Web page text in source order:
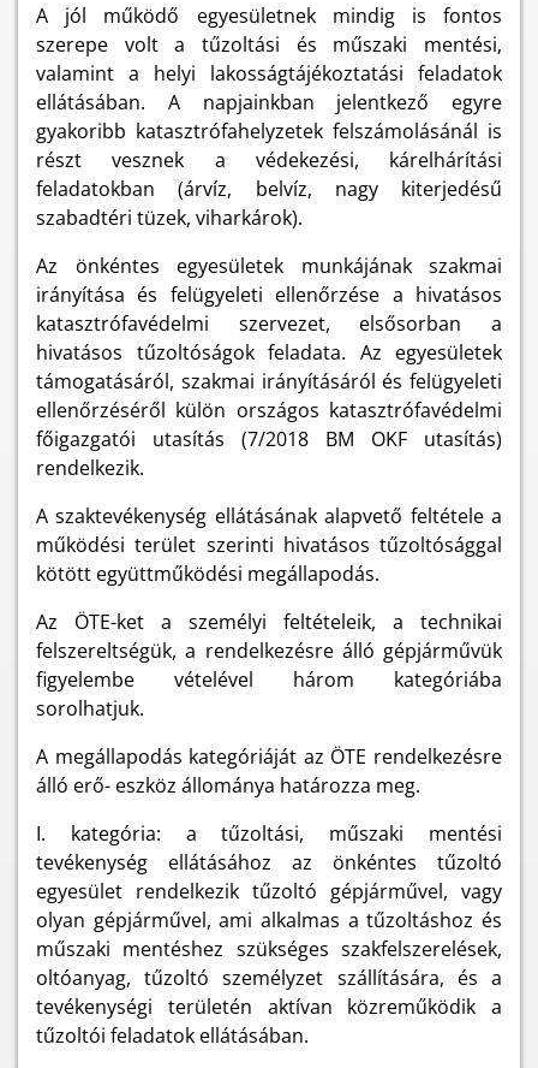
A jól működő egyesületnek mindig is fontos
szerepe volt a tűzoltási és műszaki mentési,
valamint a helyi lakosságtájékoztatási feladatok
ellátásában. A napjainkban jelentkező egyre
gyakoribb katasztrófahelyzetek felszámolásánál is
részt vesznek a védekezési, kárelhárítási
feladatokban (árvíz, belvíz, nagy kiterjedésű
szabadtéri tüzek, viharkárok).
Az önkéntes egyesületek munkájának szakmai
irányítása és felügyeleti ellenőrzése a hivatásos
katasztrófavédelmi szervezet, elsősorban a
hivatásos tűzoltóságok feladata. Az egyesületek
támogatásáról, szakmai irányításáról és felügyeleti
ellenőrzéséről külön országos katasztrófavédelmi
főigazgatói utasítás (7/2018 BM OKF utasítás)
rendelkezik.
A szaktevékenység ellátásának alapvető feltétele a
működési terület szerinti hivatásos tűzoltósággal
kötött együttműködési megállapodás.
Az ÖTE-ket a személyi feltételeik, a technikai
felszereltségük, a rendelkezésre álló gépjárművük
figyelembe vételével három kategóriába
sorolhatjuk.
A megállapodás kategóriáját az ÖTE rendelkezésre
álló erő- eszköz állománya határozza meg.
I. kategória: a tűzoltási, műszaki mentési
tevékenység ellátásához az önkéntes tűzoltó
egyesület rendelkezik tűzoltó gépjárművel, vagy
olyan gépjárművel, ami alkalmas a tűzoltáshoz és
műszaki mentéshez szükséges szakfelszerelések,
oltóanyag, tűzoltó személyzet szállítására, és a
tevékenységi területén aktívan közreműködik a
tűzoltói feladatok ellátásában.